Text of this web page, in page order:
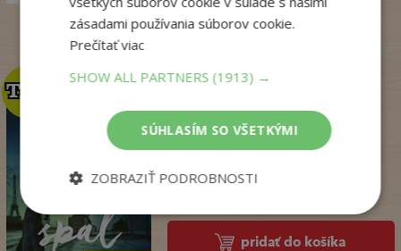
TOP
TOP
Kým Paríž spal
Druart Ruth
pridať do košíka
zásadami používania súborov cookie.
Prečítať viac
SHOW ALL PARTNERS (1913) →
SÚHLASÍM SO VŠETKÝMI
ZOBRAZIŤ PODROBNOSTI